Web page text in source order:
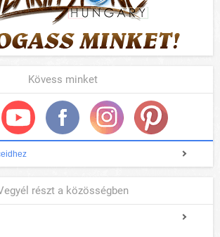
Kövess minket
részt a közösségben